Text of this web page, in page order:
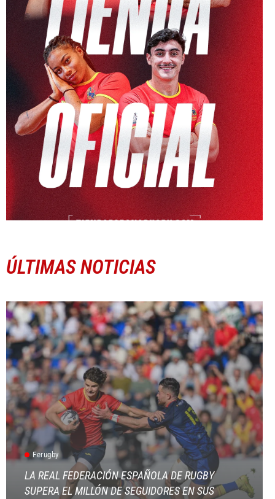
ÚLTIMAS NOTICIAS
Ferugby
LA REAL FEDERACIÓN ESPAÑOLA DE RUGBY
SUPERA EL MILLÓN DE SEGUIDORES EN SUS